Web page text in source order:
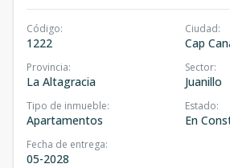
Código:
1222
Ciudad:
Cap
Provincia:
La Altagracia
Sector:
Juanillo
Tipo de inmueble:
Apartamentos
Estado:
En
Fecha de entrega:
05-2028